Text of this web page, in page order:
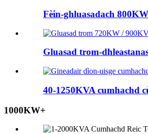
Fèin-ghluasadach
Gluasad trom-
40-1250KVA cumhachd
1000KW+